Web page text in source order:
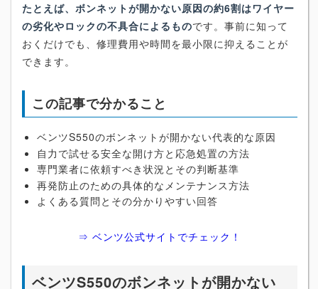
たとえば、ボンネットが開かない原因の約6割はワイヤー
の劣化やロックの不具合によるものです。事前に知って
おくだけでも、修理費用や時間を最小限に抑えることが
できます。
この記事で分かること
ベンツS550のボンネットが開かない代表的な原因
自力で試せる安全な開け方と応急処置の方法
専門業者に依頼すべき状況とその判断基準
再発防止のための具体的なメンテナンス方法
よくある質問とその分かりやすい回答
⇒ ベンツ公式サイトでチェック！
ベンツS550のボンネットが開かない